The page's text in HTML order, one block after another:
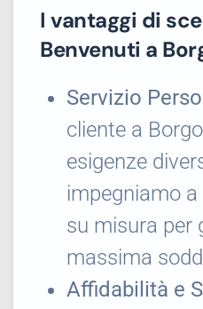
I vantaggi di
Benvenuti a
Servizio
cliente a
esigenze
impegniamo
su misura per
massima
Affidabilità e